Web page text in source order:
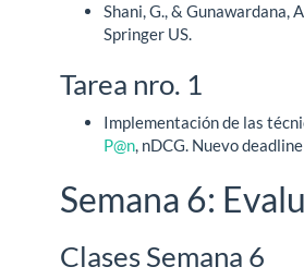
Shani, G., &
Springer US.
Tarea nro. 1
Implementación de las
P@n , nDCG. Nuevo
Semana 6:
Clases Semana 6